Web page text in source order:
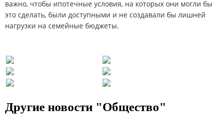
важно, чтобы ипотечные условия, на которых они могли бы
это сделать, были доступными и не создавали бы лишней
нагрузки на семейные бюджеты.
Другие новости "Общество"